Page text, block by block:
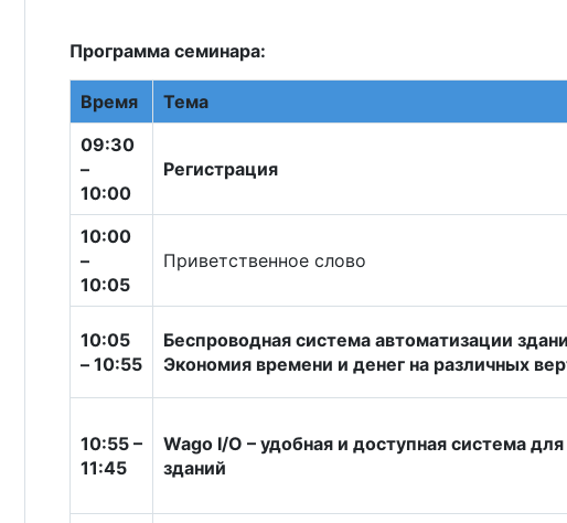
Программа семинара:
Время Тема
09:30
–
10:00
Регистрация
10:00
–
10:05
Приветственное слово
10:05
– 10:55
Беспроводная система автоматизации
Экономия времени и денег на различных
10:55 –
11:45
Wago I/O – удобная и доступная система
зданий